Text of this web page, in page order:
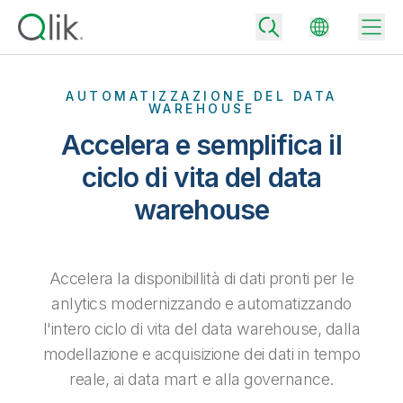
Back
Community
Assistenza clienti
Portale dei clienti
Back
Azienda
Back
Back
Integrazioni e partner tecnologici
Aumenta il valore degli strumenti di analisi e integrazione di Qlik
Analisi e AI
Tutti i prodotti
Fornisci rapidamente dati affidabili per supportare decisioni più
intelligenti con il giusto piano di integrazione dei dati.
Piani per analytics
Ottieni insight e risultati migliori con il giusto piano di analytics.
Eventi e Webinar
Libreria risorse
AUTOMATIZZAZIONE DEL DATA
WAREHOUSE
Accelera e semplifica il
ciclo di vita del data
warehouse
Accelera la disponibillità di dati pronti per le
anlytics modernizzando e automatizzando
l'intero ciclo di vita del data warehouse, dalla
modellazione e acquisizione dei dati in tempo
reale, ai data mart e alla governance.